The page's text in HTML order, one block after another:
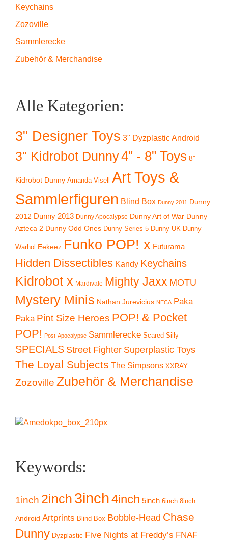
Keychains
Zozoville
Sammlerecke
Zubehör & Merchandise
Alle Kategorien:
3" Designer Toys 3" Dyzplastic Android
3" Kidrobot Dunny4" - 8" Toys 8"
Kidrobot Dunny Amanda Visell Art Toys &
Sammlerfiguren Blind Box Dunny 2011 Dunny
2012 Dunny 2013 Dunny Apocalypse Dunny Art of War Dunny
Azteca 2 Dunny Odd Ones Dunny Series 5 Dunny UK Dunny
Warhol Eekeez Funko POP! x Futurama
Hidden Dissectibles Kandy Keychains
Kidrobot x Mardivale Mighty Jaxx MOTU
Mystery Minis Nathan Jurevicius NECA Paka
Paka Pint Size Heroes POP! & Pocket
POP! Post-Apocalypse Sammlerecke Scared Silly
SPECIALS Street Fighter Superplastic Toys
The Loyal Subjects The Simpsons XXRAY
Zozoville Zubehör & Merchandise
Keywords:
1inch 2inch 3inch4inch 5inch 6inch 8inch
Android Artprints Blind Box Bobble-Head Chase
Dunny Dyzplastic Five Nights at Freddy’s FNAF